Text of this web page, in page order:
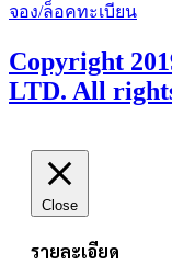
จอง/ล็อคทะเบียน
Copyright
LTD. All
Close
รายละเอียด